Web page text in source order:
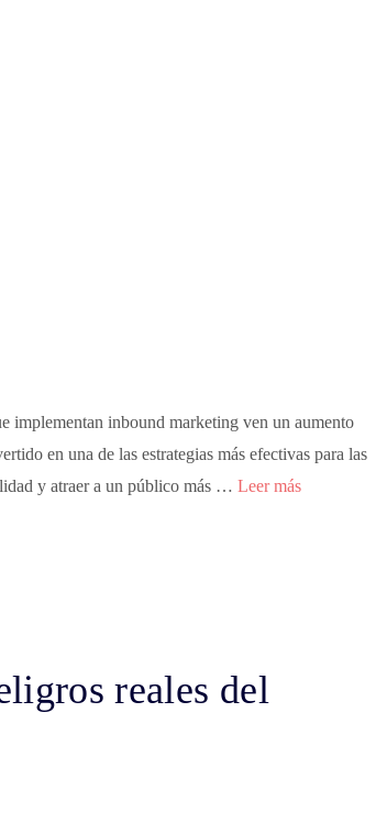
implementan inbound marketing ven un aumento
en una de las estrategias más efectivas para las
y atraer a un público más … Leer más
reales del